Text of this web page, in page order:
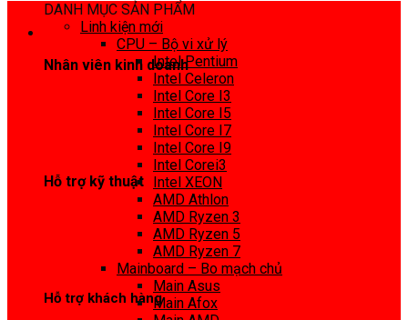
Nhân viên kinh doanh
Hỗ trợ kỹ thuật
Hỗ trợ khách hàng
DANH MỤC SẢN PHẨM
Linh kiện mới
CPU – Bộ vi xử lý
Intel Pentium
Intel Celeron
Intel Core I3
Intel Core I5
Intel Core I7
Intel Core I9
Intel Corei3
Intel XEON
AMD Athlon
AMD Ryzen 3
AMD Ryzen 5
AMD Ryzen 7
Mainboard – Bo mạch chủ
Main Asus
Main Afox